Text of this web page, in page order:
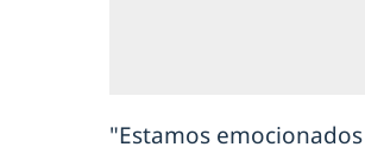
"Estamos